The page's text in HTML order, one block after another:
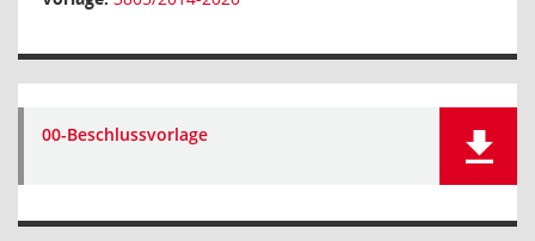
00-Beschlussvorlage